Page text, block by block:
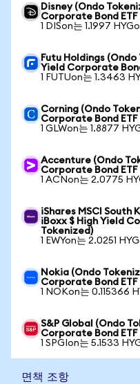
Disney (Ondo
Corporate Bond
1 DISon는 1.1997
Futu Holdings
Yield Corporate
1 FUTUon는 1.3463
Corning (Ondo
Corporate Bond
1 GLWon는 1.8877
Accenture (Ondo
Corporate Bond
1 ACNon는 2.0775
iShares MSCI South
iBoxx $ High Yield
Tokenized)
1 EWYon는 2.0251
Nokia (Ondo
Corporate Bond
1 NOKon는 0.115366
S&P Global (Ondo
Corporate Bond
1 SPGIon는 5.1533
면책 조항